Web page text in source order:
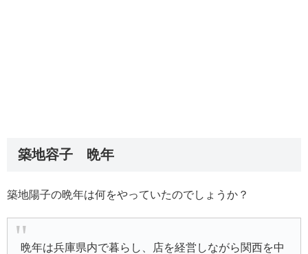
築地容子 晩年
築地陽子の晩年は何をやっていたのでしょうか？
晩年は兵庫県内で暮らし、店を経営しながら関西を中